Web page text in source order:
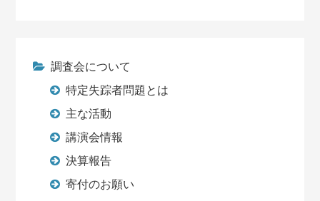
調査会について
特定失踪者問題とは
主な活動
講演会情報
決算報告
寄付のお願い